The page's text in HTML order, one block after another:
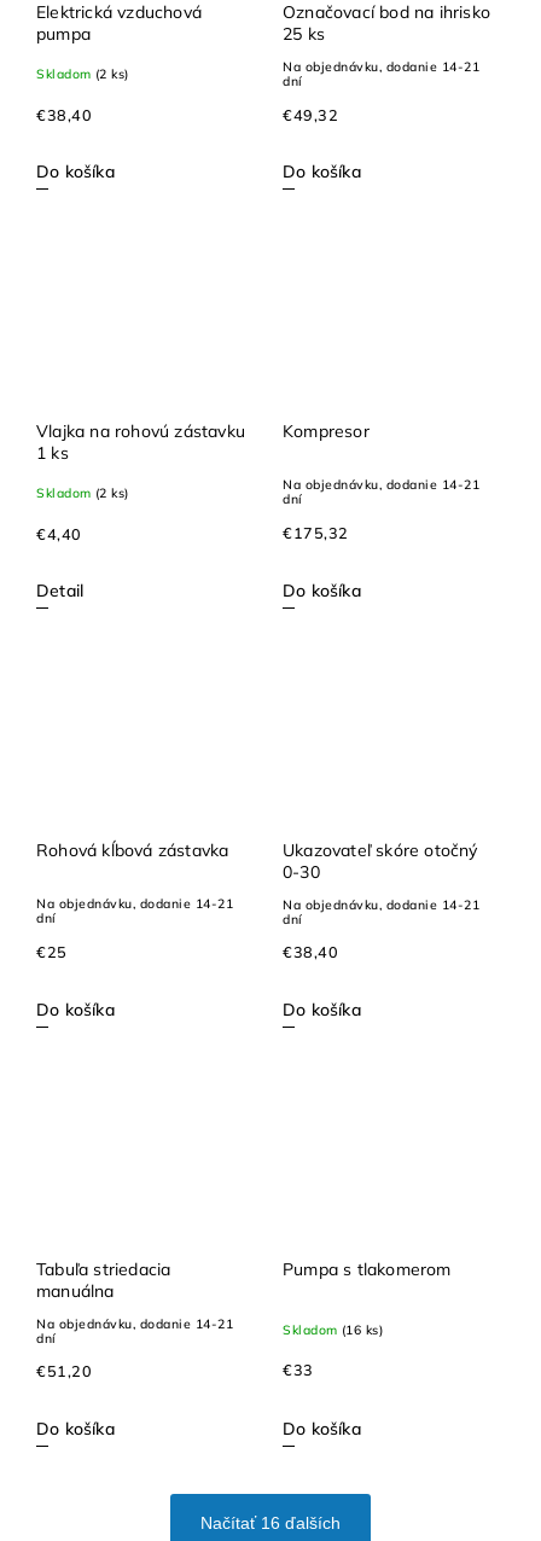
Elektrická vzduchová
pumpa
Skladom (2 ks)
€38,40
Do košíka
Označovací bod na ihrisko
25 ks
Na objednávku, dodanie 14-21
dní
€49,32
Do košíka
Vlajka na rohovú zástavku
1 ks
Skladom (2 ks)
€4,40
Detail
Kompresor
Na objednávku, dodanie 14-21
dní
€175,32
Do košíka
Rohová kĺbová zástavka
Na objednávku, dodanie 14-21
dní
€25
Do košíka
Ukazovateľ skóre otočný
0-30
Na objednávku, dodanie 14-21
dní
€38,40
Do košíka
Tabuľa striedacia
manuálna
Na objednávku, dodanie 14-21
dní
€51,20
Do košíka
Pumpa s tlakomerom
Skladom (16 ks)
€33
Do košíka
Načítať 16 ďalších